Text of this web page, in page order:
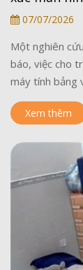
07/07/2026
Một nghiên
báo, việc cho
máy tính bảng
Xem thêm